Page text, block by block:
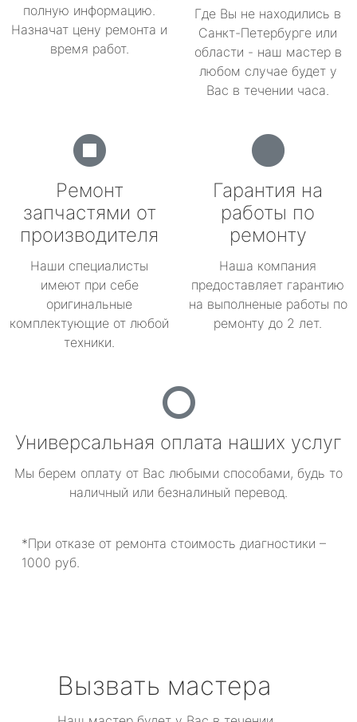
полную информацию.
Назначат цену ремонта и
время работ.
Где Вы не находились в
Санкт-Петербурге или
области - наш мастер в
любом случае будет у
Вас в течении часа.
Ремонт
запчастями от
производителя
Наши специалисты
имеют при себе
оригинальные
комплектующие от любой
техники.
Гарантия на
работы по
ремонту
Наша компания
предоставляет гарантию
на выполненые работы по
ремонту до 2 лет.
Универсальная оплата наших услуг
Мы берем оплату от Вас любыми способами, будь то
наличный или безналиный перевод.
*При отказе от ремонта стоимость диагностики –
1000 руб.
Вызвать мастера